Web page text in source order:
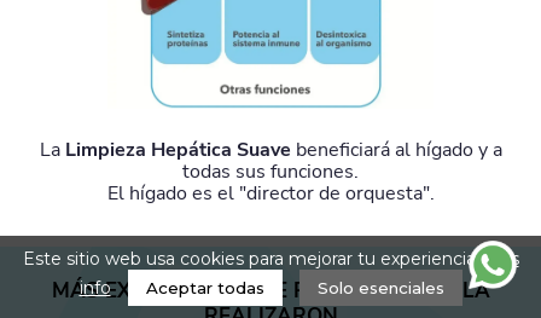
LaLimpieza Hepática Suave beneficiará al hígado y a
todas sus funciones.
El hígado es el "director de orquesta".
MÁS EXPERIENCIAS DE PERSONAS QUE LA
Este sitio web usa cookies para mejorar tu experiencia.Más
info
Aceptar todas Solo esenciales